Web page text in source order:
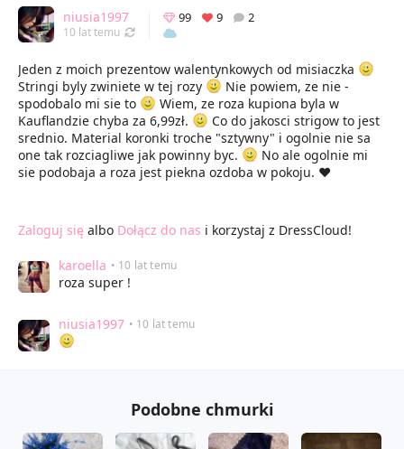
niusia1997
10 lat temu Odświeżony 04.03.2016 22:12
99 9 2
Jeden z moich prezentow walentynkowych od misiaczka
Stringi byly zwiniete w tej rozy
Nie powiem, ze nie -
spodobalo mi sie to
Wiem, ze roza kupiona byla w
Kauflandzie chyba za 6,99zł.
Co do jakosci strigow to jest
srednio. Material koronki troche "sztywny" i ogolnie nie sa
one tak rozciagliwe jak powinny byc.
No ale ogolnie mi
sie podobaja a roza jest piekna ozdoba w pokoju. ♥
Zaloguj się albo Dołącz do nas i korzystaj z DressCloud!
karoella • 10 lat temu
roza super !
niusia1997 • 10 lat temu
Podobne chmurki